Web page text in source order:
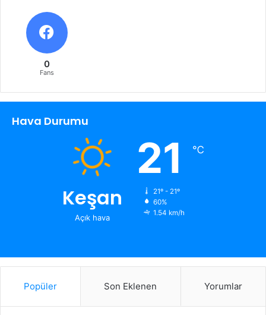
0
Fans
Hava Durumu
Keşan
Açık hava
21 ℃
21º - 21º
60%
1.54 km/h
Popüler Son Eklenen Yorumlar